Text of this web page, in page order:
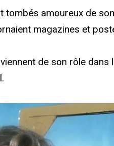
tombés amoureux de
magazines et
de son rôle dans